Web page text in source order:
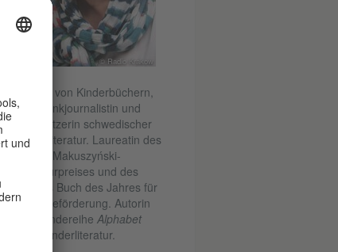
© Radio Krakow
Autorin von Kinderbüchern,
Rundfunkjournalistin und
Übersetzerin schwedischer
Kinderliteratur. Laureatin des
Kornel-Makuszyński-
Literaturpreises und des
Preises Buch des Jahres für
die Leseförderung. Autorin
der Sendereihe Alphabet
über Kinderliteratur.